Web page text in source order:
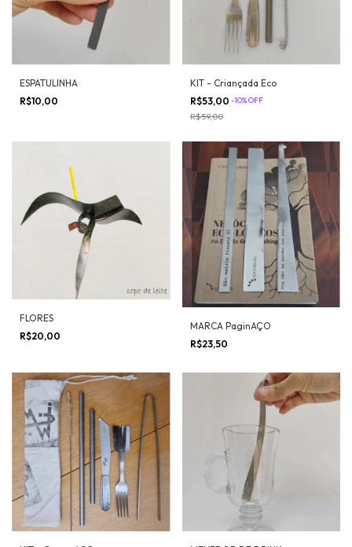
ESPATULINHA
R$10,00
KIT - Criançada Eco
R$53,00 -10%OFF
R$59,00
FLORES
R$20,00
MARCA PaginAÇO
R$23,50